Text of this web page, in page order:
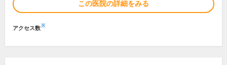
この医院の詳細をみる
アクセス数※